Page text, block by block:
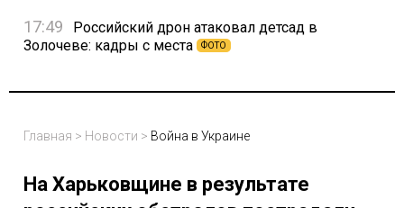
17:49
Российский дрон атаковал детсад в
Золочеве: кадры с места
ФОТО
Главная > Новости > Война в Украине
На Харьковщине в результате